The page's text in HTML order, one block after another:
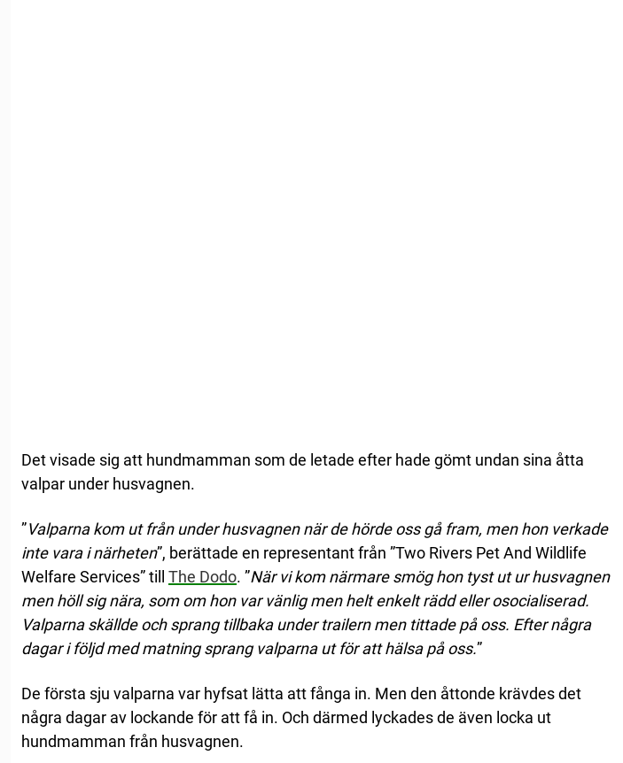
Det visade sig att hundmamman som de letade efter hade gömt undan sina åtta
valpar under husvagnen.
”Valparna kom ut från under husvagnen när de hörde oss gå fram, men hon verkade
inte vara i närheten”, berättade en representant från ”Two Rivers Pet And Wildlife
Welfare Services” till The Dodo. ”När vi kom närmare smög hon tyst ut ur husvagnen
men höll sig nära, som om hon var vänlig men helt enkelt rädd eller osocialiserad.
Valparna skällde och sprang tillbaka under trailern men tittade på oss. Efter några
dagar i följd med matning sprang valparna ut för att hälsa på oss.”
De första sju valparna var hyfsat lätta att fånga in. Men den åttonde krävdes det
några dagar av lockande för att få in. Och därmed lyckades de även locka ut
hundmamman från husvagnen.